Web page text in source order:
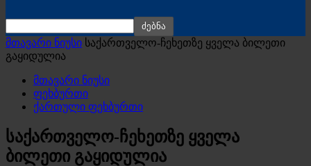
მთავარი ნიუსი საქართველო-ჩეხეთზე ყველა ბილეთი
გაყიდულია
მთავარი ნიუსი
ფეხბურთი
ქართული ფეხბურთი
საქართველო-ჩეხეთზე ყველა
ბილეთი გაყიდულია